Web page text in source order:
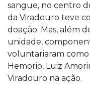
sangue, no centro
da Viradouro teve
doação. Mas, além
unidade,
voluntariaram
Hemorio, Luiz
Viradouro na ação.